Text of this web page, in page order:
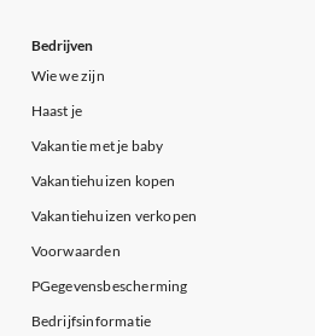
Bedrijven
Wie we zijn
Haast je
Vakantie met je baby
Vakantiehuizen kopen
Vakantiehuizen verkopen
Voorwaarden
PGegevensbescherming
Bedrijfsinformatie